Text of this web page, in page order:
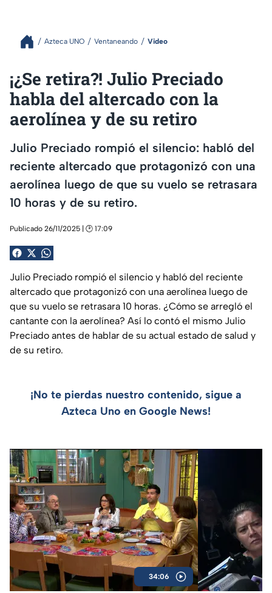
Azteca UNO Ventaneando Video
¡¿Se retira?! Julio Preciado
habla del altercado con la
aerolínea y de su retiro
Julio Preciado rompió el silencio: habló del
reciente altercado que protagonizó con una
aerolínea luego de que su vuelo se retrasara
10 horas y de su retiro.
Publicado 26/11/2025 | 🕑 17:09
Julio Preciado rompió el silencio y habló del reciente
altercado que protagonizó con una aerolínea luego de
que su vuelo se retrasara 10 horas. ¿Cómo se arregló el
cantante con la aerolínea? Así lo contó el mismo Julio
Preciado antes de hablar de su actual estado de salud y
de su retiro.
¡No te pierdas nuestro contenido, sigue a
Azteca Uno en Google News!
34:06